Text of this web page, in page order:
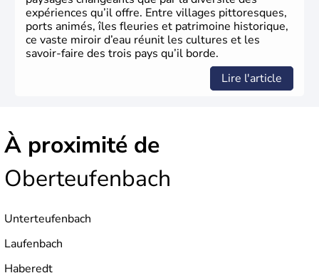
expériences qu’il offre. Entre villages pittoresques,
ports animés, îles fleuries et patrimoine historique,
ce vaste miroir d’eau réunit les cultures et les
savoir-faire des trois pays qu’il borde.
Lire l'article
À proximité de
Oberteufenbach
Unterteufenbach
Laufenbach
Haberedt